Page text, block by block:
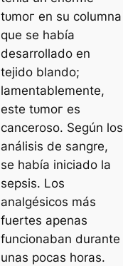
tᴜmoг en su columna
que se había
desarrollado en
tejido blando;
lamentablemente,
este tᴜmoг es
canceroso. Según los
análisis de sangre,
se había iniciado la
sepsis. Los
analgésicos más
fuertes apenas
funcionaban durante
unas pocas horas.